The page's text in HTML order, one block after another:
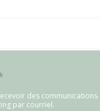
des communications
par courriel.